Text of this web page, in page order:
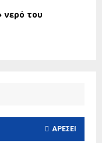
νερό του
ΑΡΈΣΕΙ